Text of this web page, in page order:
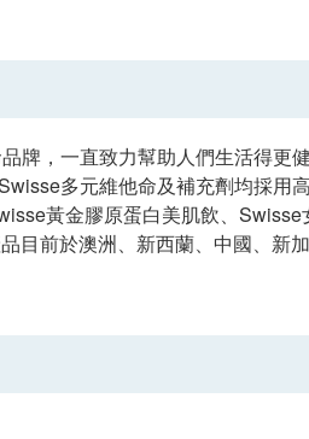
牌，一直致力幫助人們生活得更
多元維他命及補充劑均採用
黃金膠原蛋白美肌飲、
目前於澳洲、新西蘭、中國、新